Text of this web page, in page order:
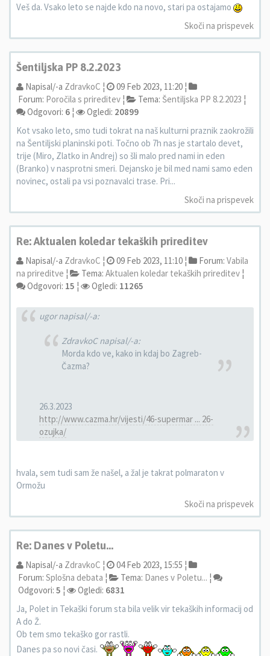
Veš da. Vsako leto se najde kdo na novo, stari pa ostajamo
Skoči na prispevek
Šentiljska PP 8.2.2023
Napisal/-a ZdravkoC ¦
09 Feb 2023, 11:20 ¦
Forum: Poročila s prireditev ¦ Tema: Šentiljska PP 8.2.2023 ¦
Odgovori: 6 ¦ Ogledi: 20899
Kot vsako leto, smo tudi tokrat na naš kulturni praznik zaokrožili
na Šentiljski planinski poti. Točno ob 7h nas je startalo devet,
trije (Miro, Zlatko in Andrej) so šli malo pred nami in eden
(Branko) v nasprotni smeri. Dejansko je bil med nami samo eden
novinec, ostali pa vsi poznavalci trase. Pri...
Skoči na prispevek
Re: Aktualen koledar tekaških prireditev
Napisal/-a ZdravkoC ¦ 09 Feb 2023, 11:10 ¦ Forum: Vabila
na prireditve ¦ Tema: Aktualen koledar tekaških prireditev ¦
Odgovori: 15 ¦ Ogledi: 11265
ugor napisal/-a:
ZdravkoC napisal/-a:
Morda kdo ve, kako in kdaj bo Zagreb-
Čazma?
26.3.2023
http://www.cazma.hr/vijesti/46-supermar ... 26-
ozujka/
hvala, sem tudi sam že našel, a žal je takrat polmaraton v
Ormožu
Skoči na prispevek
Re: Danes v Poletu...
Napisal/-a ZdravkoC ¦
04 Feb 2023, 15:55 ¦
Forum: Splošna debata ¦ Tema: Danes v Poletu... ¦
Odgovori: 5 ¦ Ogledi: 6831
Ja, Polet in Tekaški forum sta bila velik vir tekaških informacij od
A do Ž.
Ob tem smo tekaško gor rastli.
Danes pa so novi časi.